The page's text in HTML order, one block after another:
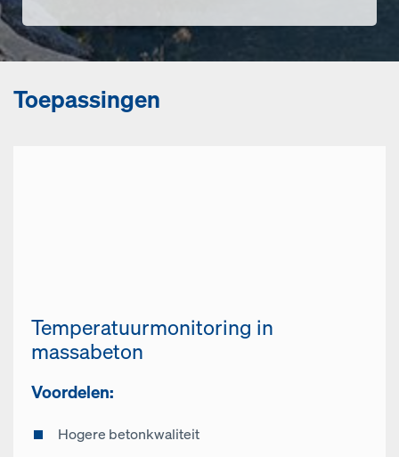
Toepassingen
Temperatuurmonitoring in
massabeton
Voordelen:
Hogere betonkwaliteit